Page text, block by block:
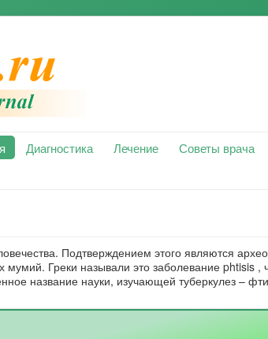
Диагностика Лечение Советы врача
Подтверждением этого являются
мумий. Греки называли это заболевание phtisis ,
название науки, изучающей туберкулез –